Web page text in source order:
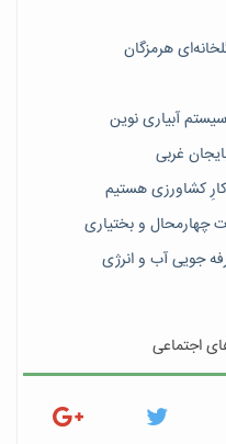
هرمزگان
کشاورزی هستیم
جویی آب و انرژی
اجتماعی